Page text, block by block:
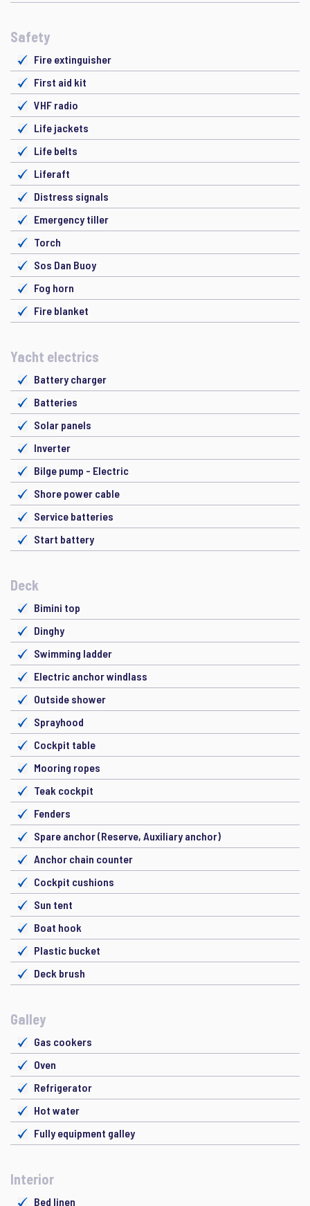
Safety
Fire extinguisher
First aid kit
VHF radio
Life jackets
Life belts
Liferaft
Distress signals
Emergency tiller
Torch
Sos Dan Buoy
Fog horn
Fire blanket
Yacht electrics
Battery charger
Batteries
Solar panels
Inverter
Bilge pump - Electric
Shore power cable
Service batteries
Start battery
Deck
Bimini top
Dinghy
Swimming ladder
Electric anchor windlass
Outside shower
Sprayhood
Cockpit table
Mooring ropes
Teak cockpit
Fenders
Spare anchor (Reserve, Auxiliary anchor)
Anchor chain counter
Cockpit cushions
Sun tent
Boat hook
Plastic bucket
Deck brush
Galley
Gas cookers
Oven
Refrigerator
Hot water
Fully equipment galley
Interior
Bed linen